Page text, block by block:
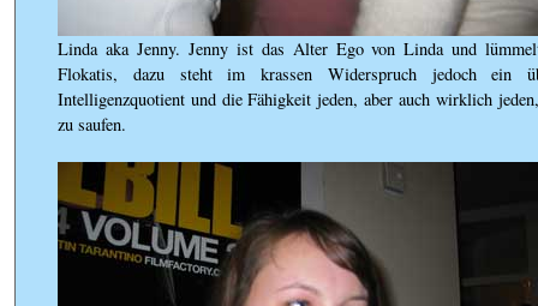
Linda aka Jenny. Jenny ist das Alter Ego von Linda und
Flokatis, dazu steht im krassen Widerspruch jedoch ein
Intelligenzquotient und die Fähigkeit jeden, aber auch wirklich
zu saufen.